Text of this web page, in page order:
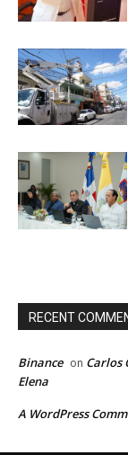
RECENT
Binance on Carlos
Elena
A WordPress